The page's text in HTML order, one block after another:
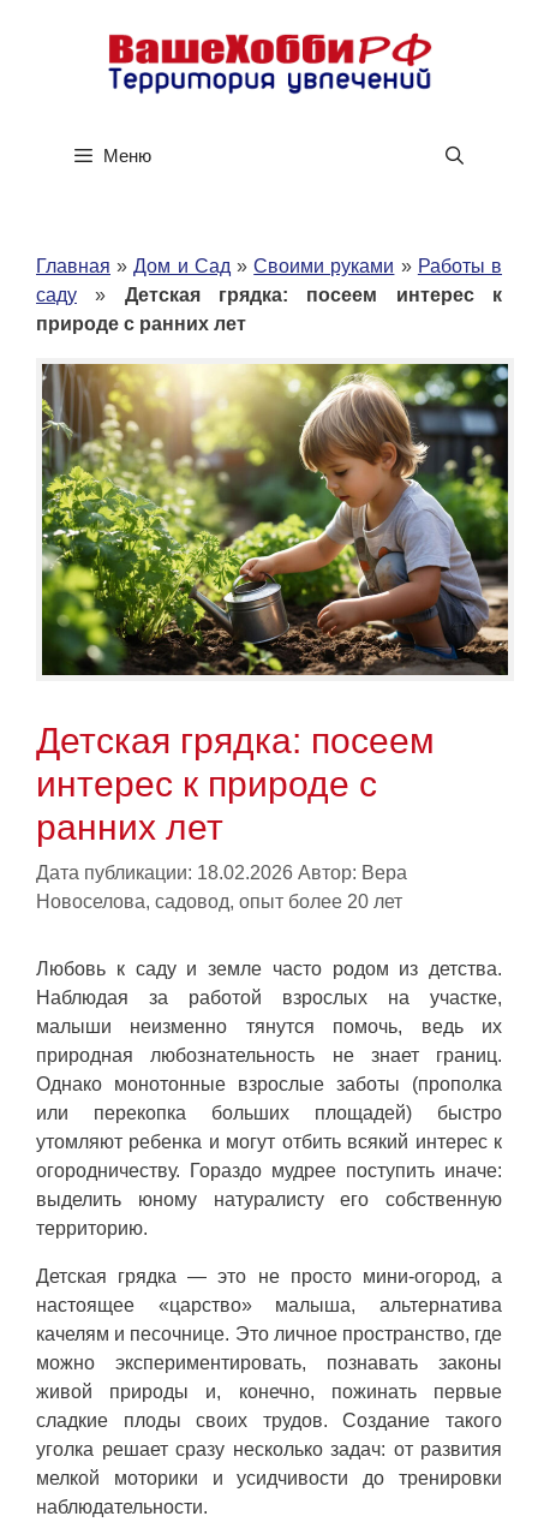
содержимому
Меню
Главная »Дом и Сад »Своими руками » Работы в
саду » Детская грядка: посеем интерес к
природе с ранних лет
Детская грядка: посеем
интерес к природе с
ранних лет
Дата публикации: 18.02.2026 Автор: Вера
Новоселова, садовод, опыт более 20 лет
Любовь к саду и земле часто родом из детства.
Наблюдая за работой взрослых на участке,
малыши неизменно тянутся помочь, ведь их
природная любознательность не знает границ.
Однако монотонные взрослые заботы (прополка
или перекопка больших площадей) быстро
утомляют ребенка и могут отбить всякий интерес к
огородничеству. Гораздо мудрее поступить иначе:
выделить юному натуралисту его собственную
территорию.
Детская грядка — это не просто мини-огород, а
настоящее «царство» малыша, альтернатива
качелям и песочнице. Это личное пространство, где
можно экспериментировать, познавать законы
живой природы и, конечно, пожинать первые
сладкие плоды своих трудов. Создание такого
уголка решает сразу несколько задач: от развития
мелкой моторики и усидчивости до тренировки
наблюдательности.